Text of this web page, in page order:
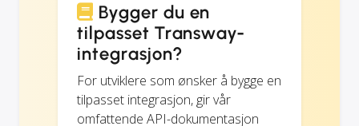
Bygger du en
tilpasset Transway-
integrasjon?
For utviklere som ønsker å bygge en
tilpasset integrasjon, gir vår
omfattende API-dokumentasjon